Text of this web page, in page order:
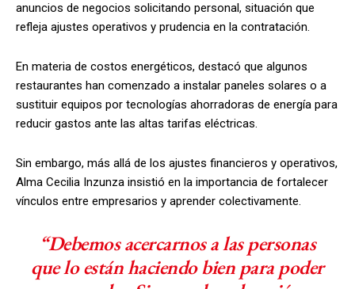
anuncios de negocios solicitando personal, situación que
refleja ajustes operativos y prudencia en la contratación.
En materia de costos energéticos, destacó que algunos
restaurantes han comenzado a instalar paneles solares o a
sustituir equipos por tecnologías ahorradoras de energía para
reducir gastos ante las altas tarifas eléctricas.
Sin embargo, más allá de los ajustes financieros y operativos,
Alma Cecilia Inzunza insistió en la importancia de fortalecer
vínculos entre empresarios y aprender colectivamente.
“Debemos acercarnos a las personas
que lo están haciendo bien para poder